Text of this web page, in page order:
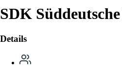
SDK
Details